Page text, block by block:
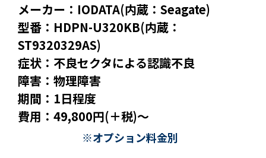
メーカー：IODATA(内蔵：Seagate)
型番：HDPN-U320KB(内蔵：
ST9320329AS)
症状：不良セクタによる認識不良
障害：物理障害
期間：1日程度
費用：49,800円(＋税)～
※オプション料金別